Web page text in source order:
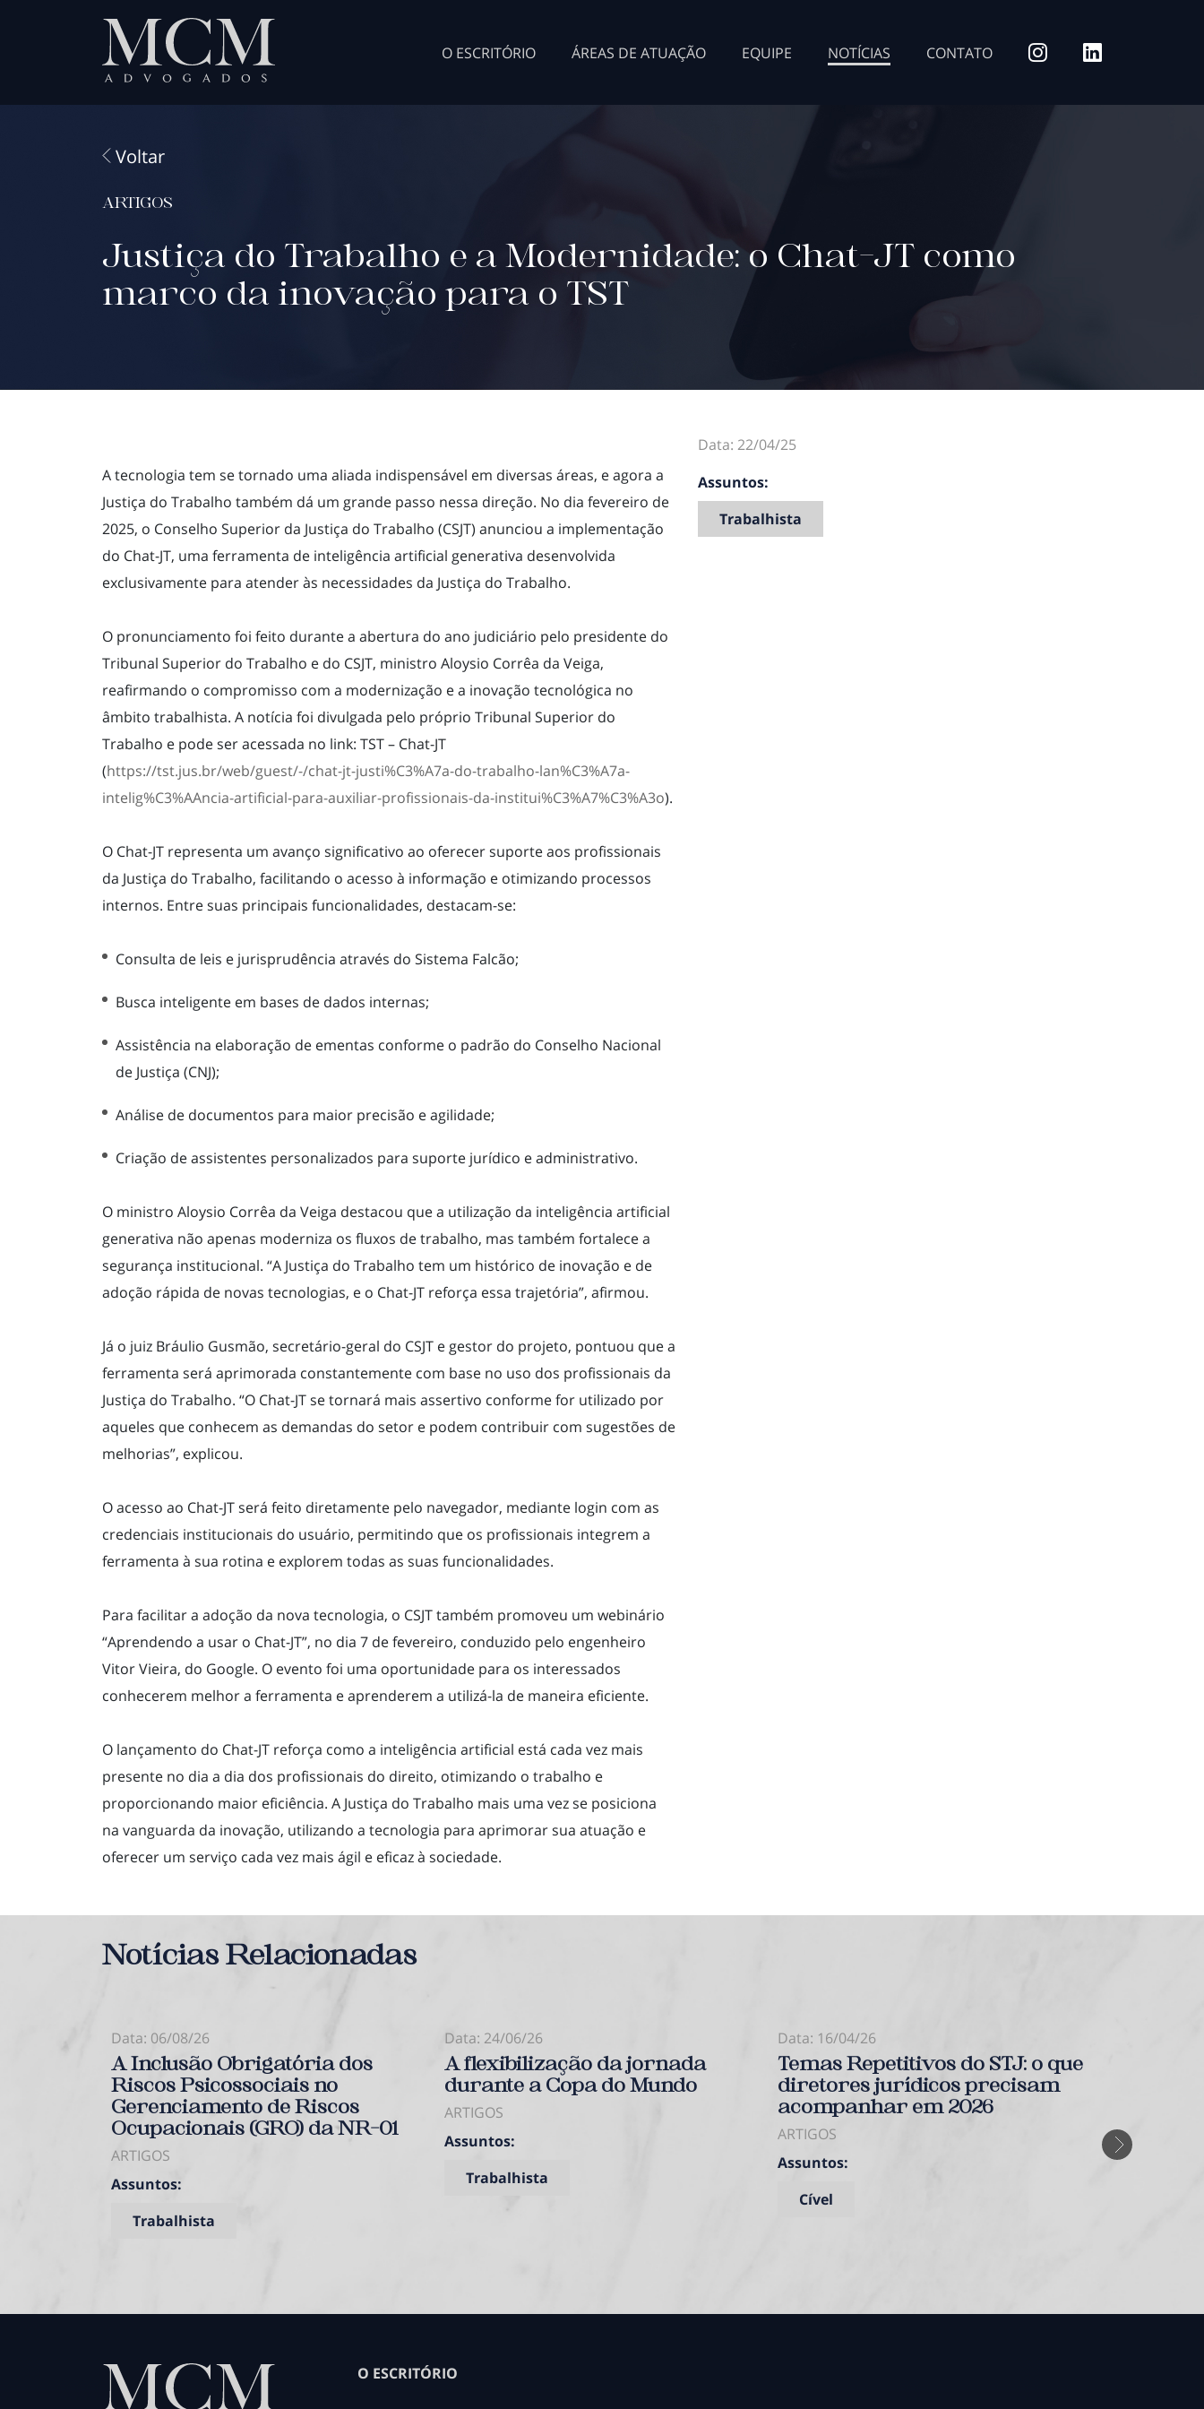
O ESCRITÓRIO ÁREAS DE ATUAÇÃO EQUIPE NOTÍCIAS CONTATO
Voltar
ARTIGOS
Justiça do Trabalho e a Modernidade: o Chat-JT como
marco da inovação para o TST
A tecnologia tem se tornado uma aliada indispensável em diversas áreas, e agora a
Justiça do Trabalho também dá um grande passo nessa direção. No dia fevereiro de
2025, o Conselho Superior da Justiça do Trabalho (CSJT) anunciou a implementação
do Chat-JT, uma ferramenta de inteligência artificial generativa desenvolvida
exclusivamente para atender às necessidades da Justiça do Trabalho.
O pronunciamento foi feito durante a abertura do ano judiciário pelo presidente do
Tribunal Superior do Trabalho e do CSJT, ministro Aloysio Corrêa da Veiga,
reafirmando o compromisso com a modernização e a inovação tecnológica no
âmbito trabalhista. A notícia foi divulgada pelo próprio Tribunal Superior do
Trabalho e pode ser acessada no link: TST – Chat-JT
(https://tst.jus.br/web/guest/-/chat-jt-justi%C3%A7a-do-trabalho-lan%C3%A7a-
intelig%C3%AAncia-artificial-para-auxiliar-profissionais-da-institui%C3%A7%C3%A3o).
O Chat-JT representa um avanço significativo ao oferecer suporte aos profissionais
da Justiça do Trabalho, facilitando o acesso à informação e otimizando processos
internos. Entre suas principais funcionalidades, destacam-se:
Consulta de leis e jurisprudência através do Sistema Falcão;
Busca inteligente em bases de dados internas;
Assistência na elaboração de ementas conforme o padrão do Conselho Nacional
de Justiça (CNJ);
Análise de documentos para maior precisão e agilidade;
Criação de assistentes personalizados para suporte jurídico e administrativo.
O ministro Aloysio Corrêa da Veiga destacou que a utilização da inteligência artificial
generativa não apenas moderniza os fluxos de trabalho, mas também fortalece a
segurança institucional. “A Justiça do Trabalho tem um histórico de inovação e de
adoção rápida de novas tecnologias, e o Chat-JT reforça essa trajetória”, afirmou.
Já o juiz Bráulio Gusmão, secretário-geral do CSJT e gestor do projeto, pontuou que a
ferramenta será aprimorada constantemente com base no uso dos profissionais da
Justiça do Trabalho. “O Chat-JT se tornará mais assertivo conforme for utilizado por
aqueles que conhecem as demandas do setor e podem contribuir com sugestões de
melhorias”, explicou.
O acesso ao Chat-JT será feito diretamente pelo navegador, mediante login com as
credenciais institucionais do usuário, permitindo que os profissionais integrem a
ferramenta à sua rotina e explorem todas as suas funcionalidades.
Para facilitar a adoção da nova tecnologia, o CSJT também promoveu um webinário
“Aprendendo a usar o Chat-JT”, no dia 7 de fevereiro, conduzido pelo engenheiro
Vitor Vieira, do Google. O evento foi uma oportunidade para os interessados
conhecerem melhor a ferramenta e aprenderem a utilizá-la de maneira eficiente.
O lançamento do Chat-JT reforça como a inteligência artificial está cada vez mais
presente no dia a dia dos profissionais do direito, otimizando o trabalho e
proporcionando maior eficiência. A Justiça do Trabalho mais uma vez se posiciona
na vanguarda da inovação, utilizando a tecnologia para aprimorar sua atuação e
oferecer um serviço cada vez mais ágil e eficaz à sociedade.
Data: 22/04/25
Assuntos:
Trabalhista
Notícias Relacionadas
Data: 06/08/26
A Inclusão Obrigatória dos
Riscos Psicossociais no
Gerenciamento de Riscos
Ocupacionais (GRO) da NR-01
ARTIGOS
Assuntos:
Trabalhista
Data: 24/06/26
A flexibilização da jornada
durante a Copa do Mundo
ARTIGOS
Assuntos:
Trabalhista
Data: 16/04/26
Temas Repetitivos do STJ: o que
diretores jurídicos precisam
acompanhar em 2026
ARTIGOS
Assuntos:
Cível
ARTIGOS
Assuntos:
O ESCRITÓRIO